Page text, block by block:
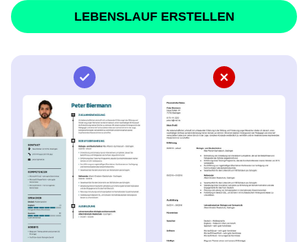
LEBENSLAUF ERSTELLEN